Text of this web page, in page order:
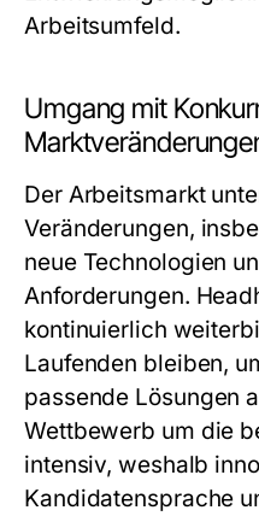
Arbeitsumfeld.
Umgang mit
Der Arbeitsmarkt
Veränderungen,
neue Technologien
Anforderungen.
kontinuierlich
Laufenden bleiben,
passende Lösungen
Wettbewerb um die
intensiv, weshalb
Kandidatensprache